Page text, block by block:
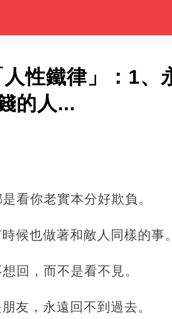
性鐵律」：1、
的人...
看你老實本分好欺負。
候也做著和敵人同樣的事。
回，而不是看不見。
友，永遠回不到過去。